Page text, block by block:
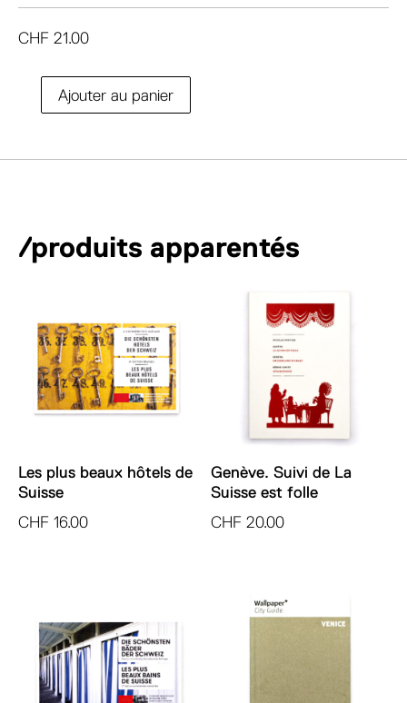
CHF 21.00
quantité
wine
guide
Ajouter au panier
e
t
/produits apparentés
Les plus beaux hôtels de
Suisse
CHF 16.00
Genève. Suivi de La
Suisse est folle
CHF 20.00